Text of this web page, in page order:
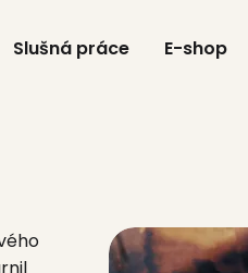
Slušná práce E-shop